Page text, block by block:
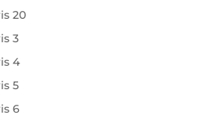
20
3
4
5
6